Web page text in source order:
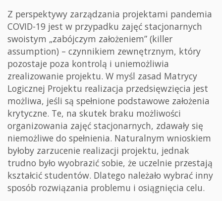
Z perspektywy zarządzania projektami pandemia
COVID-19 jest w przypadku zajęć stacjonarnych
swoistym „zabójczym założeniem” (killer
assumption) – czynnikiem zewnętrznym, który
pozostaje poza kontrolą i uniemożliwia
zrealizowanie projektu. W myśl zasad Matrycy
Logicznej Projektu realizacja przedsięwzięcia jest
możliwa, jeśli są spełnione podstawowe założenia
krytyczne. Te, na skutek braku możliwości
organizowania zajęć stacjonarnych, zdawały się
niemożliwe do spełnienia. Naturalnym wnioskiem
byłoby zarzucenie realizacji projektu, jednak
trudno było wyobrazić sobie, że uczelnie przestają
kształcić studentów. Dlatego należało wybrać inny
sposób rozwiązania problemu i osiągnięcia celu.